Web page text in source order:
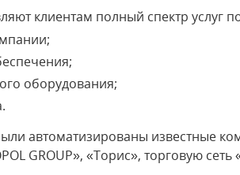
клиентам полный спектр услуг
оборудования;
автоматизированы известные
GROUP», «Торис», торговую